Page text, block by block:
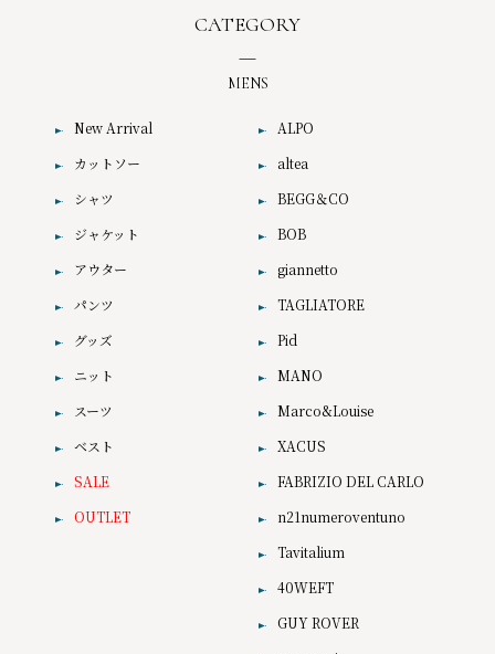
CATEGORY
MENS
New Arrival
カットソー
シャツ
ジャケット
アウター
パンツ
グッズ
ニット
スーツ
ベスト
SALE
OUTLET
ALPO
altea
BEGG＆CO
BOB
giannetto
TAGLIATORE
Pid
MANO
Marco&Louise
XACUS
FABRIZIO DEL CARLO
n21numeroventuno
Tavitalium
40WEFT
GUY ROVER